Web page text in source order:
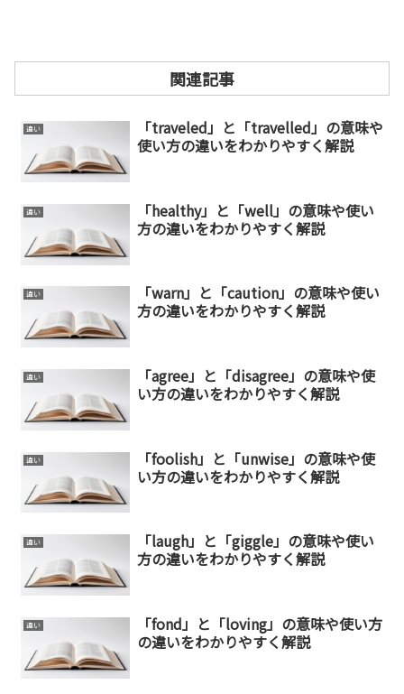
関連記事
違い
「traveled」と「travelled」の意味や
使い方の違いをわかりやすく解説
違い
「healthy」と「well」の意味や使い
方の違いをわかりやすく解説
違い
「warn」と「caution」の意味や使い
方の違いをわかりやすく解説
違い
「agree」と「disagree」の意味や使
い方の違いをわかりやすく解説
違い
「foolish」と「unwise」の意味や使
い方の違いをわかりやすく解説
違い
「laugh」と「giggle」の意味や使い
方の違いをわかりやすく解説
違い
「fond」と「loving」の意味や使い方
の違いをわかりやすく解説